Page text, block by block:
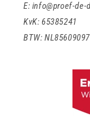
E: info@proef-de-
KvK: 65385241
BTW: